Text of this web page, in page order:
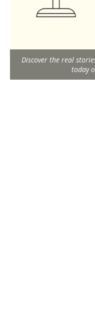
Discover the real
today